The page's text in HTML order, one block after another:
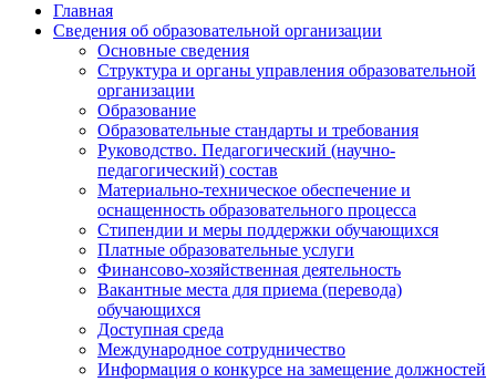
Главная
Сведения об образовательной организации
Основные сведения
Структура и органы управления образовательной
организации
Образование
Образовательные стандарты и требования
Руководство. Педагогический (научно-
педагогический) состав
Материально-техническое обеспечение и
оснащенность образовательного процесса
Стипендии и меры поддержки обучающихся
Платные образовательные услуги
Финансово-хозяйственная деятельность
Вакантные места для приема (перевода)
обучающихся
Доступная среда
Международное сотрудничество
Информация о конкурсе на замещение должностей